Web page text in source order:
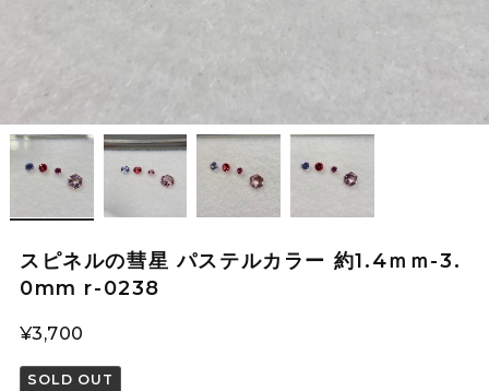
スピネルの彗星 パステルカラー 約1.4ｍｍ-3.
0mm r-0238
¥3,700
SOLD OUT